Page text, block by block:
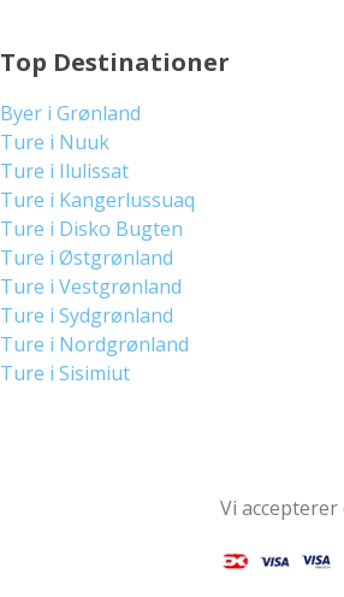
Top Destinationer
Byer i Grønland
Ture i Nuuk
Ture i Ilulissat
Ture i Kangerlussuaq
Ture i Disko Bugten
Ture i Østgrønland
Ture i Vestgrønland
Ture i Sydgrønland
Ture i Nordgrønland
Ture i Sisimiut
Vi